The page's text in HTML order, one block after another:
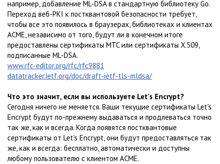
например, добавление ML-DSA в стандартную библиотеку Go.
Переход веб-PKI к постквантовой безопасности требует,
чтобы все это появилось в браузерах, библиотеках и клиентах
ACME, независимо от того, будут ли в конечном итоге
предоставлены сертификаты MTC или сертификаты X.509,
подписанные ML-DSA.
www.rfc-editor.org/rfc/rfc9881
datatracker.ietf.org/doc/draft-ietf-tls-mldsa/
Что это значит, если вы используете Let's Encrypt?
Сегодня ничего не меняется. Ваши текущие сертификаты Let's
Encrypt будут по-прежнему выдаваться и продлеваться точно
так же, как и всегда. Когда появятся постквантовые
сертификаты от Let's Encrypt, они будут предоставляться так
же, как и всегда: бесплатно, автоматически и доступны
любому пользователю с клиентом ACME.